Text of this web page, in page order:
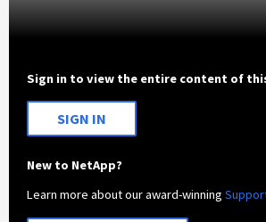
Sign in to view the entire content of
SIGN IN
New to NetApp?
Learn more about our award-winning